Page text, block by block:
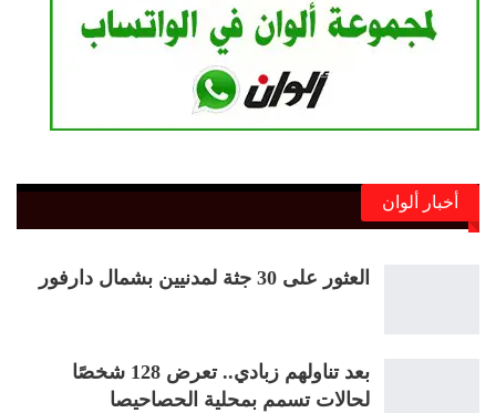
أخبار ألوان
العثور على 30 جثة لمدنيين بشمال دارفور
بعد تناولهم زبادي.. تعرض 128 شخصًا
لحالات تسمم بمحلية الحصاحيصا